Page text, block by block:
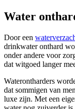
Water
Door een
drinkwater onthard
onder andere voor
dat witgoed langer
Waterontharders
dat sommigen van
luxe zijn. Met een